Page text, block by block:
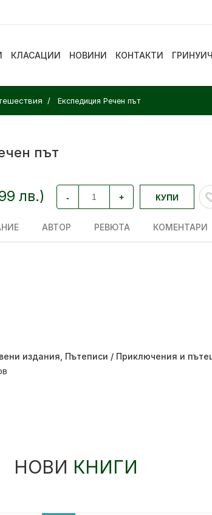
КЛАСАЦИИ НОВИНИ КОНТАКТИ ГРИНУИЧ
Експедиция Речен път
път
лв.) - + КУПИ
АВТОР РЕВЮТА КОМЕНТАРИ
издания Пътеписи / Приключения и
НОВИ КНИГИ